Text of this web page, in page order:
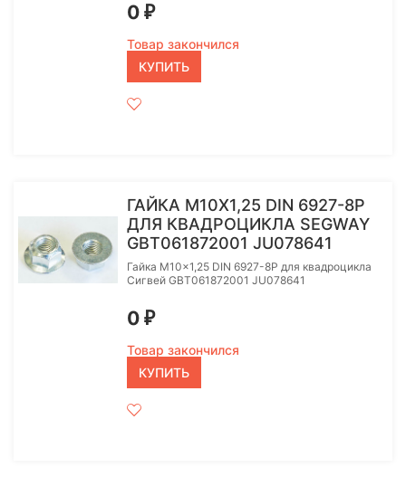
0 ₽
Товар закончился
КУПИТЬ
ГАЙКА M10X1,25 DIN 6927-8P
ДЛЯ КВАДРОЦИКЛА SEGWAY
GBT061872001 JU078641
Гайка M10x1,25 DIN 6927-8P для квадроцикла
Сигвей GBT061872001 JU078641
0 ₽
Товар закончился
КУПИТЬ